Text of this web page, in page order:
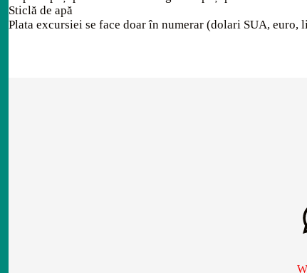
Sticlă de apă
Plata excursiei se face doar în numerar (dolari SUA, euro,